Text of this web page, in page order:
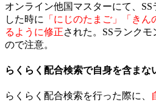
オンライン他国マスターにて、
した時に
「にじのたまご」「き
るように修正された。SSランク
ので注意。
らくらく配合検索で自身を含まな
らくらく配合検索を行った際に、